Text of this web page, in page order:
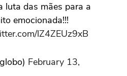
luta das mães para a
emocionada!!!
lZ4ZEUz9xB
February 13,